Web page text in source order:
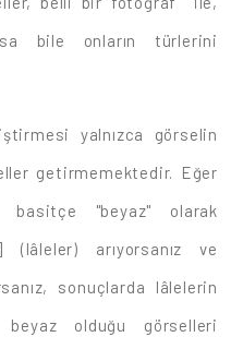
bile onların türlerini
yalnızca görselin
getirmemektedir. Eğer
"beyaz" olarak
(lâleler) arıyorsanız ve
sonuçlarda lâlelerin
beyaz olduğu görselleri